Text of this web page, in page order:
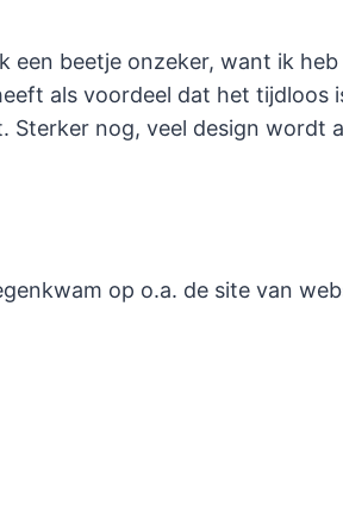
beetje onzeker, want ik heb
als voordeel dat het tijdloos
nog, veel design wordt
op o.a. de site van